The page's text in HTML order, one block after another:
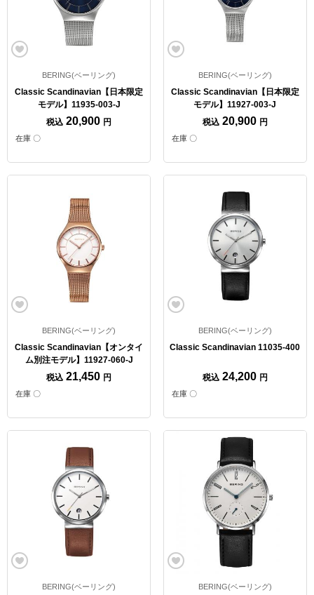
BERING(ベーリング)
Classic Scandinavian【日本限定
モデル】11935-003-J
税込 20,900 円
在庫 〇
BERING(ベーリング)
Classic Scandinavian【日本限定
モデル】11927-003-J
税込 20,900 円
在庫 〇
BERING(ベーリング)
Classic Scandinavian【オンタイ
ム別注モデル】11927-060-J
税込 21,450 円
在庫 〇
BERING(ベーリング)
Classic Scandinavian 11035-400
税込 24,200 円
在庫 〇
BERING(ベーリング) BERING(ベーリング)